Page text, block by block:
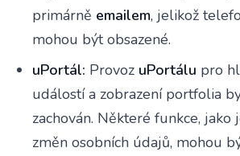
primárně emailem, jelikož
mohou být obsazené.
uPortál: Provoz uPortálu pro
událostí a zobrazení portfolia
zachován. Některé funkce, jako
změn osobních údajů, mohou